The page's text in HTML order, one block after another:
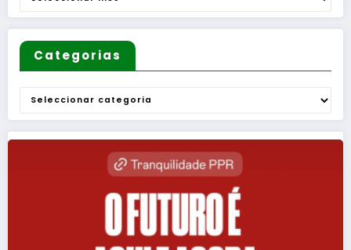
Categorias
Categorias